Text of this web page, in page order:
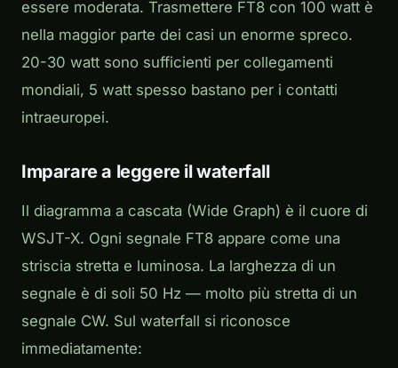
essere moderata. Trasmettere FT8 con 100 watt è
nella maggior parte dei casi un enorme spreco.
20-30 watt sono sufficienti per collegamenti
mondiali, 5 watt spesso bastano per i contatti
intraeuropei.
Imparare a leggere il waterfall
Il diagramma a cascata (Wide Graph) è il cuore di
WSJT-X. Ogni segnale FT8 appare come una
striscia stretta e luminosa. La larghezza di un
segnale è di soli 50 Hz — molto più stretta di un
segnale CW. Sul waterfall si riconosce
immediatamente: